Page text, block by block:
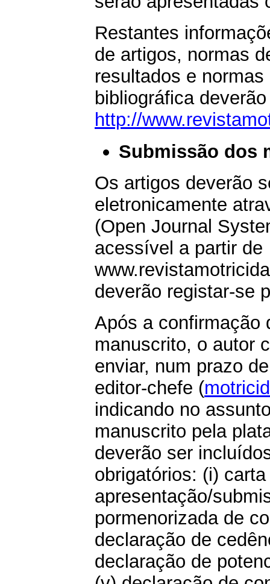
Restantes
de artigos, normas
resultados e
bibliográfica
http://
Submissão dos
Os artigos deverão
eletronicamente
(Open Journal
acessível a partir de
deverão registar-se
Após a confirmação
manuscrito, o autor
enviar, num prazo
editor-chefe (
indicando no
manuscrito pela
deverão ser
obrigatórios: (i)
apresentação/
pormenorizada de
declaração de
declaração de